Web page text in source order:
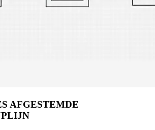
AFGESTEMDE